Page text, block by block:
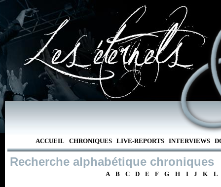
ACCUEIL CHRONIQUES LIVE-REPORTS INTERVIEWS
Recherche alphabétique chroniques
A B C D E F G H I J K L